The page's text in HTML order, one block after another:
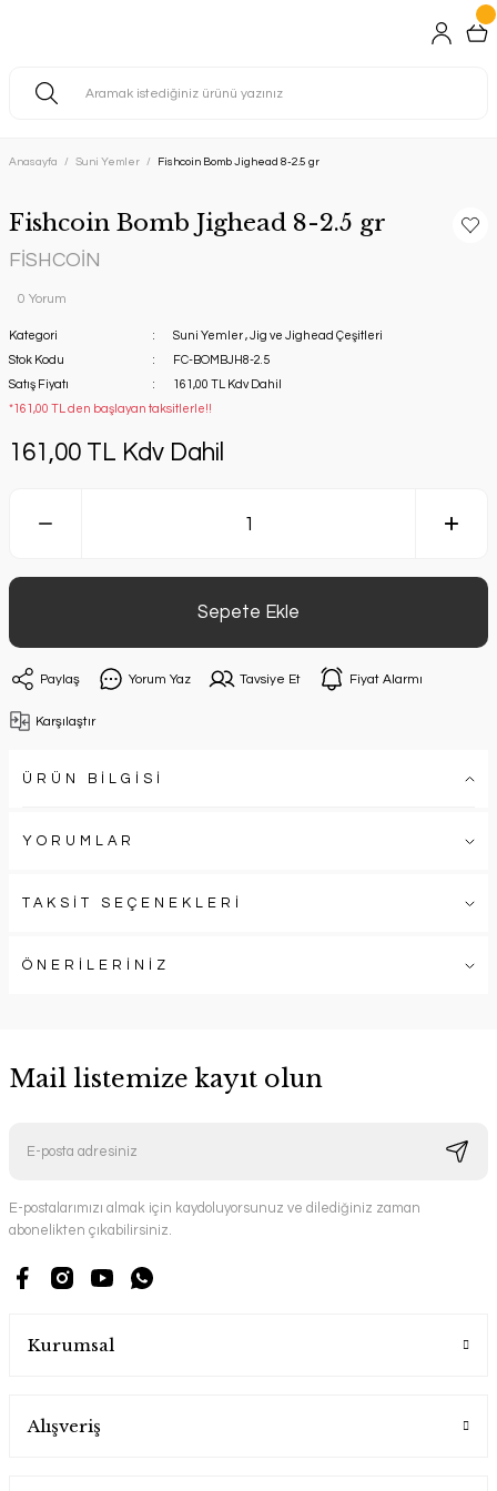
Anasayfa Suni Yemler Fishcoin Bomb Jighead 8-2.5 gr
Fishcoin Bomb Jighead 8-2.5 gr
FİSHCOİN
0 Yorum
Kategori Suni Yemler ,Jig ve Jighead Çeşitleri
Stok Kodu
FC-BOMBJH8-2.5
Satış Fiyatı
161,00 TL Kdv Dahil
*161,00 TL den başlayan taksitlerle!!
161,00 TL Kdv Dahil
Sepete Ekle
Paylaş Yorum Yaz Tavsiye Et Fiyat Alarmı
Karşılaştır
ÜRÜN BİLGİSİ
YORUMLAR
TAKSİT SEÇENEKLERİ
ÖNERİLERİNİZ
Mail listemize kayıt olun
E-postalarımızı almak için kaydoluyorsunuz ve dilediğiniz zaman
abonelikten çıkabilirsiniz.
Kurumsal
Alışveriş